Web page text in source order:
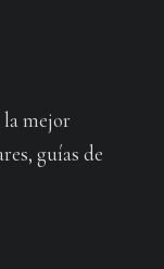
la mejor
guías de